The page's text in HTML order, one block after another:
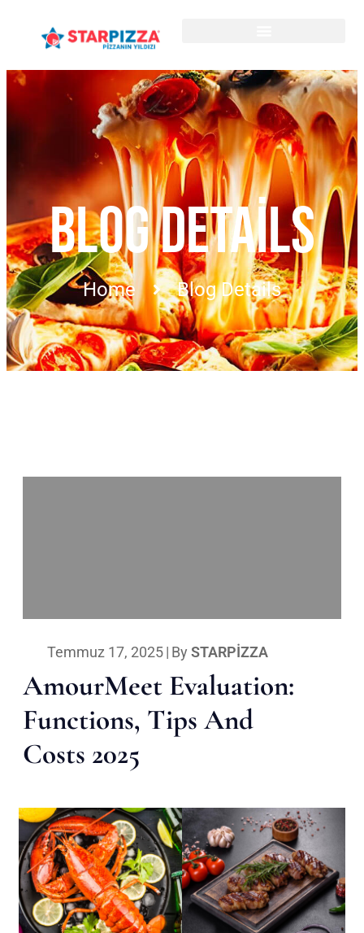
BLOG DETAILS
Home Blog Details
Temmuz 17, 2025| By STARPIZZA
AmourMeet Evaluation:
Functions, Tips And
Costs 2025